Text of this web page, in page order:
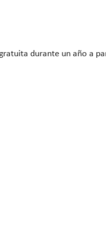
durante un año a